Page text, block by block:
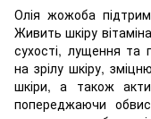
Олія жожоба
Живить шкіру
сухості, лущення та
на зрілу шкіру,
шкіри, а також
попереджаючи